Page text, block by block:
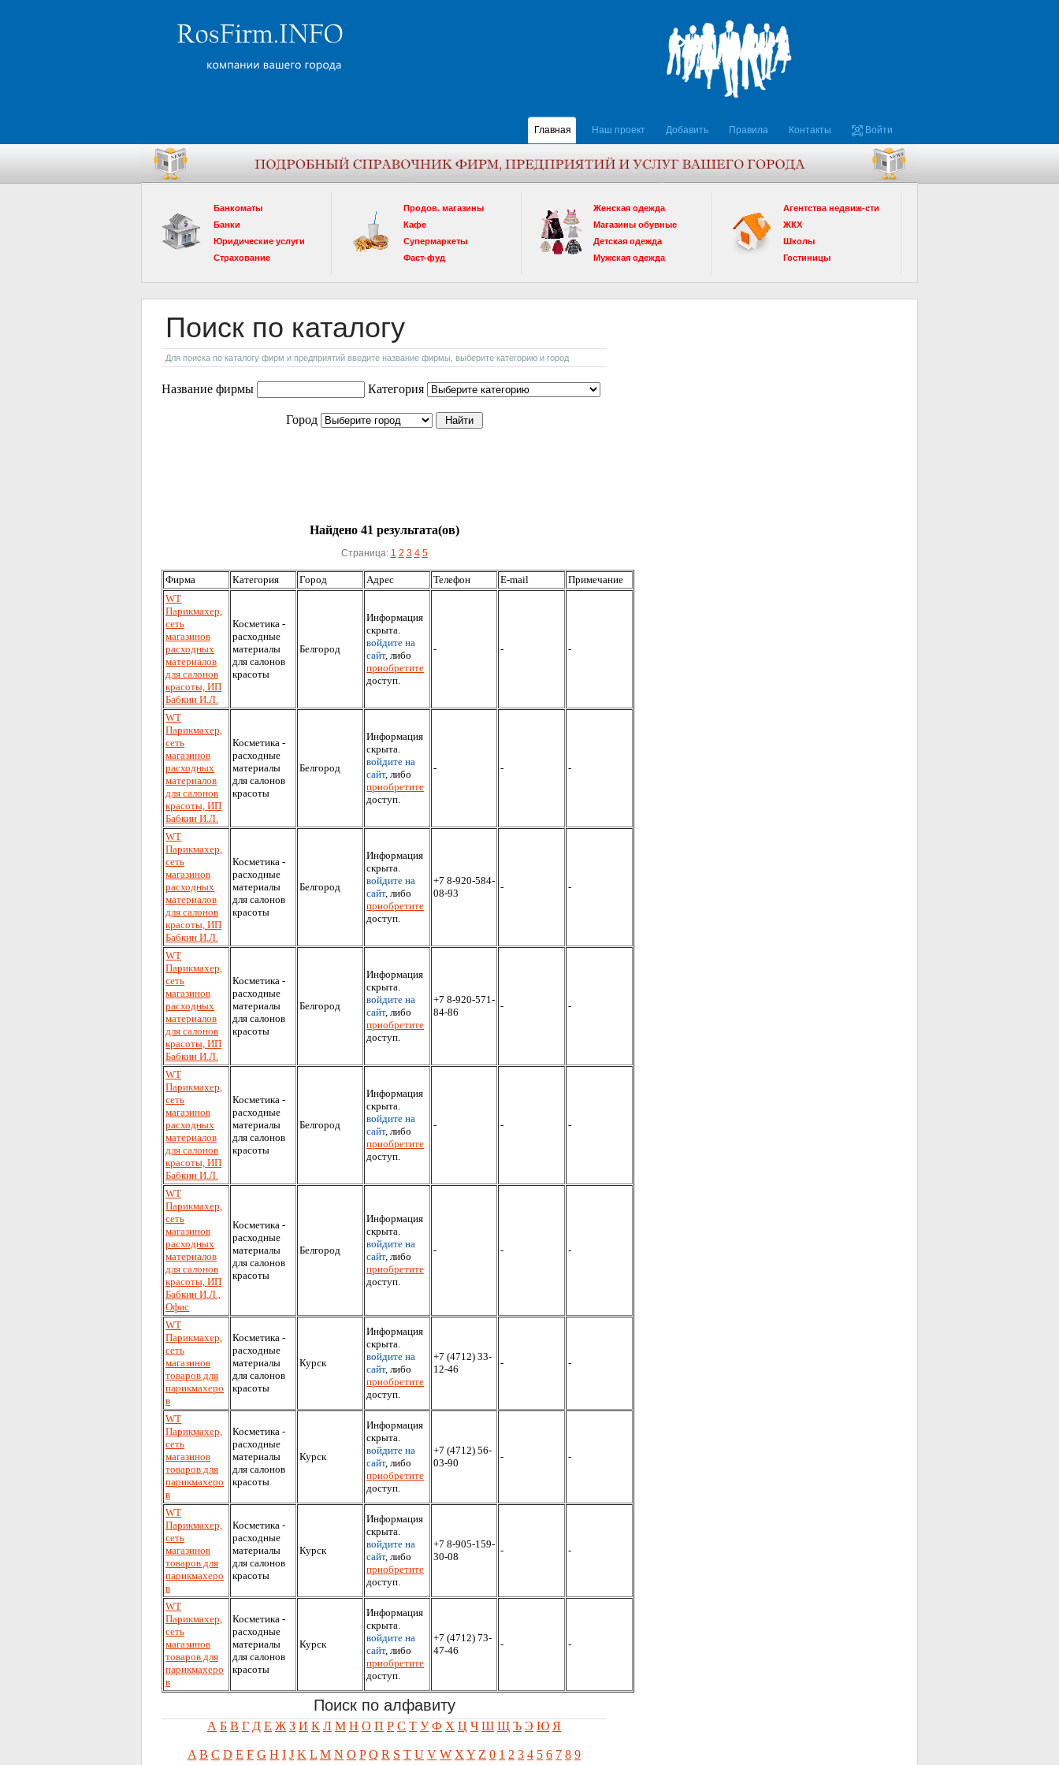
Главная Наш проект Добавить Правила Контакты Войти
Банкоматы
Банки
Юридические услуги
Страхование
Продов. магазины
Кафе
Супермаркеты
Фаст-фуд
Женская одежда
Магазины обувные
Детская одежда
Мужская одежда
Агентства недвиж-сти
ЖКХ
Школы
Гостиницы
Поиск по каталогу
Для поиска по каталогу фирм и предприятий введите название фирмы, выберите категорию и город
Название фирмы Категория
Город
Найдено 41 результата(ов)
Страница: 1 2 3 4 5
Фирма Категория Город Адрес Телефон E-mail
Примечание
WT
Парикмахер,
сеть
магазинов
расходных
материалов
для салонов
красоты, ИП
Бабкин И.Л.
Косметика -
расходные
материалы
для салонов
красоты
Белгород
Информация
скрыта.
войдите на
сайт, либо
приобретите
доступ.
- - -
WT
Парикмахер,
сеть
магазинов
расходных
материалов
для салонов
красоты, ИП
Бабкин И.Л.
Косметика -
расходные
материалы
для салонов
красоты
Белгород
Информация
скрыта.
войдите на
сайт, либо
приобретите
доступ.
- - -
WT
Парикмахер,
сеть
магазинов
расходных
материалов
для салонов
красоты, ИП
Бабкин И.Л.
Косметика -
расходные
материалы
для салонов
красоты
Белгород
Информация
скрыта.
войдите на
сайт, либо
приобретите
доступ.
+7 8-920-584-
08-93
- -
WT
Парикмахер,
сеть
магазинов
расходных
материалов
для салонов
красоты, ИП
Бабкин И.Л.
Косметика -
расходные
материалы
для салонов
красоты
Белгород
Информация
скрыта.
войдите на
сайт, либо
приобретите
доступ.
+7 8-920-571-
84-86
- -
WT
Парикмахер,
сеть
магазинов
расходных
материалов
для салонов
красоты, ИП
Бабкин И.Л.
Косметика -
расходные
материалы
для салонов
красоты
Белгород
Информация
скрыта.
войдите на
сайт, либо
приобретите
доступ.
- - -
WT
Парикмахер,
сеть
магазинов
расходных
материалов
для салонов
красоты, ИП
Бабкин И.Л.,
Офис
Косметика -
расходные
материалы
для салонов
красоты
Белгород
Информация
скрыта.
войдите на
сайт, либо
приобретите
доступ.
- - -
WT
Парикмахер,
сеть
магазинов
товаров для
парикмахеро
в
Косметика -
расходные
материалы
для салонов
красоты
Курск
Информация
скрыта.
войдите на
сайт, либо
приобретите
доступ.
+7 (4712) 33-
12-46
- -
WT
Парикмахер,
сеть
магазинов
товаров для
парикмахеро
в
Косметика -
расходные
материалы
для салонов
красоты
Курск
Информация
скрыта.
войдите на
сайт, либо
приобретите
доступ.
+7 (4712) 56-
03-90
- -
WT
Парикмахер,
сеть
магазинов
товаров для
парикмахеро
в
Косметика -
расходные
материалы
для салонов
красоты
Курск
Информация
скрыта.
войдите на
сайт, либо
приобретите
доступ.
+7 8-905-159-
30-08
- -
WT
Парикмахер,
сеть
магазинов
товаров для
парикмахеро
в
Косметика -
расходные
материалы
для салонов
красоты
Курск
Информация
скрыта.
войдите на
сайт, либо
приобретите
доступ.
+7 (4712) 73-
47-46
- -
Поиск по алфавиту
А Б В Г Д Е Ж З И К Л М Н О П Р С Т У Ф Х Ц Ч Ш Щ Ъ Э Ю Я
A B C D E F G H I J K L M N O P Q R S T U V W X Y Z 0 1 2 3 4 5 6 7 8 9